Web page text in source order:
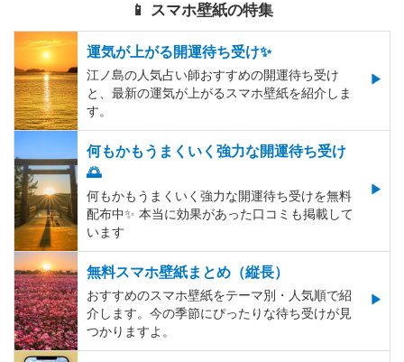
📱 スマホ壁紙の特集
運気が上がる開運待ち受け✨
江ノ島の人気占い師おすすめの開運待ち受け
と、最新の運気が上がるスマホ壁紙を紹介しま
す。
何もかもうまくいく強力な開運待ち受け
🌅
何もかもうまくいく強力な開運待ち受けを無料
配布中✨️ 本当に効果があった口コミも掲載して
います
無料スマホ壁紙まとめ（縦長）
おすすめのスマホ壁紙をテーマ別・人気順で紹
介します。今の季節にぴったりな待ち受けが見
つかりますよ。